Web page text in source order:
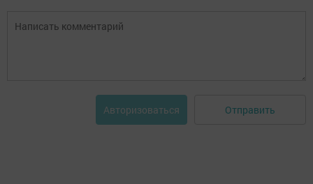
Авторизоваться Отправить